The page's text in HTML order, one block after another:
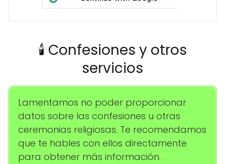
🕯️ Confesiones y otros
servicios
Lamentamos no poder proporcionar
datos sobre las confesiones u otras
ceremonias religiosas. Te recomendamos
que te hables con ellos directamente
para obtener más información.